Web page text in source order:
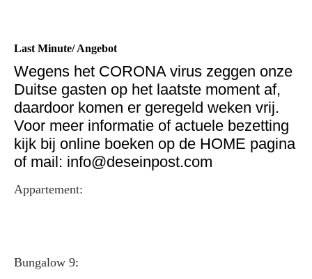
Last Minute/ Angebot
Wegens het CORONA virus zeggen onze
Duitse gasten op het laatste moment af,
daardoor komen er geregeld weken vrij.
Voor meer informatie of actuele bezetting
kijk bij online boeken op de HOME pagina
of mail: info@deseinpost.com
Appartement:
Bungalow 9: